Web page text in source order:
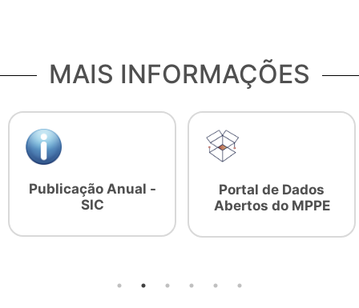
MAIS INFORMAÇÕES
Publicação Anual -
SIC
Portal de Dados
Abertos do MPPE